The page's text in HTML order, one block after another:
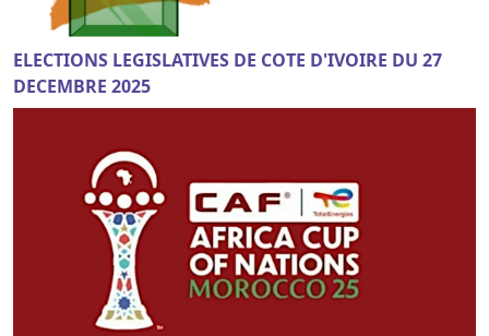
ELECTIONS LEGISLATIVES DE COTE D'IVOIRE DU 27
DECEMBRE 2025